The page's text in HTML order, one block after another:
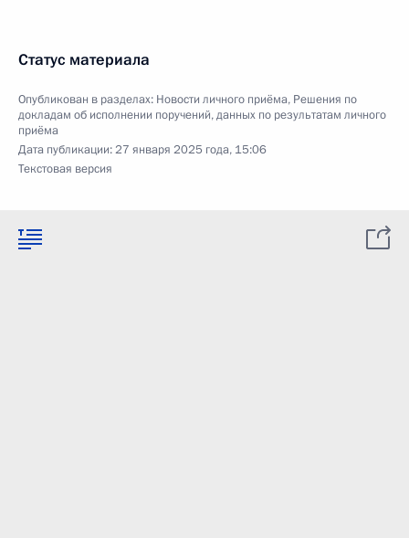
Статус материала
Опубликован в разделах: Новости личного приёма, Решения по
докладам об исполнении поручений, данных по результатам личного
приёма
Дата публикации:27 января 2025 года, 15:06
Текстовая версия